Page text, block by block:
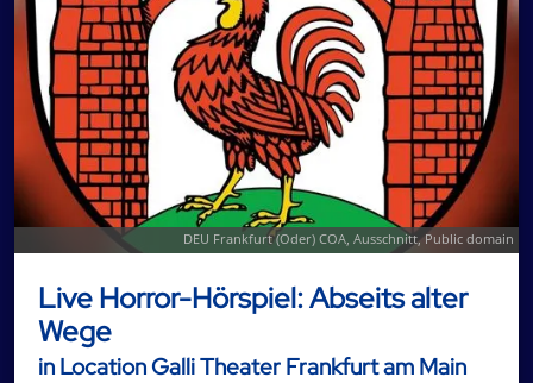
DEU Frankfurt (Oder) COA, Ausschnitt, Public domain
Live Horror-Hörspiel: Abseits alter
Wege
in Location Galli Theater Frankfurt am Main